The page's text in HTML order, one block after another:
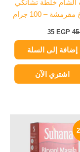
الشام خلطة تشانكي
– 100 جرام
35 EGP
إضافة إلى السلة
اشتري الآن
الأصلي
هو:
240 EGP.
الحالي
هو:
190 EGP.